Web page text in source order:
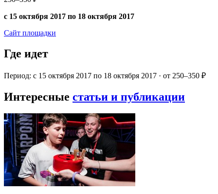
с 15 октября 2017 по 18 октября 2017
Сайт площадки
Где идет
Период: с 15 октября 2017 по 18 октября 2017 · от 250–350 ₽
Интересные статьи и публикации